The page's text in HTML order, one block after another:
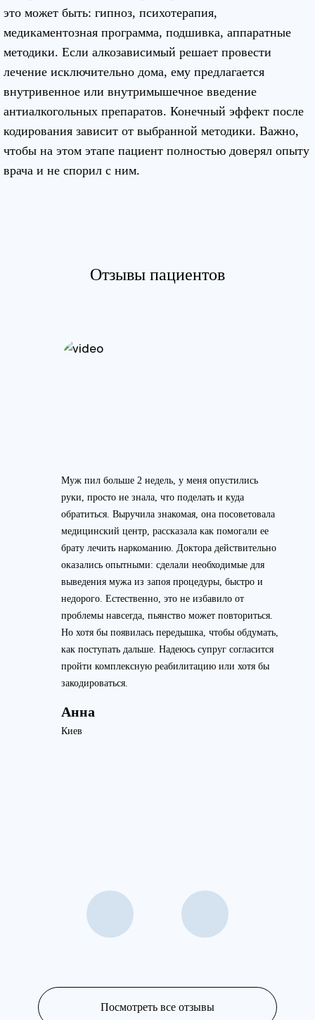
это может быть: гипноз, психотерапия,
медикаментозная программа, подшивка, аппаратные
методики. Если алкозависимый решает провести
лечение исключительно дома, ему предлагается
внутривенное или внутримышечное введение
антиалкогольных препаратов. Конечный эффект после
кодирования зависит от выбранной методики. Важно,
чтобы на этом этапе пациент полностью доверял опыту
врача и не спорил с ним.
Отзывы пациентов
Муж пил больше 2 недель, у меня опустились
руки, просто не знала, что поделать и куда
обратиться. Выручила знакомая, она посоветовала
медицинский центр, рассказала как помогали ее
брату лечить наркоманию. Доктора действительно
оказались опытными: сделали необходимые для
выведения мужа из запоя процедуры, быстро и
недорого. Естественно, это не избавило от
проблемы навсегда, пьянство может повториться.
Но хотя бы появилась передышка, чтобы обдумать,
как поступать дальше. Надеюсь супруг согласится
пройти комплексную реабилитацию или хотя бы
закодироваться.
Анна
Киев
Посмотреть все отзывы